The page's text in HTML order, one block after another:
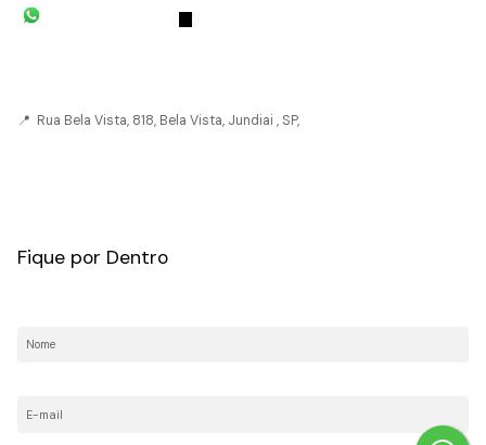
📍 Rua Bela Vista, 818, Bela Vista, Jundiai , SP,
Fique por Dentro